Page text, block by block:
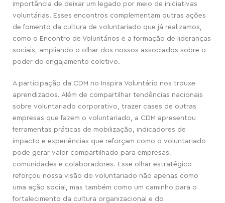
importância de deixar um legado por meio de iniciativas
voluntárias. Esses encontros complementam outras ações
de fomento da cultura de voluntariado que já realizamos,
como o Encontro de Voluntários e a formação de lideranças
sociais, ampliando o olhar dos nossos associados sobre o
poder do engajamento coletivo.
A participação da CDM no Inspira Voluntário nos trouxe
aprendizados. Além de compartilhar tendências nacionais
sobre voluntariado corporativo, trazer cases de outras
empresas que fazem o voluntariado, a CDM apresentou
ferramentas práticas de mobilização, indicadores de
impacto e experiências que reforçam como o voluntariado
pode gerar valor compartilhado para empresas,
comunidades e colaboradores. Esse olhar estratégico
reforçou nossa visão do voluntariado não apenas como
uma ação social, mas também como um caminho para o
fortalecimento da cultura organizacional e do